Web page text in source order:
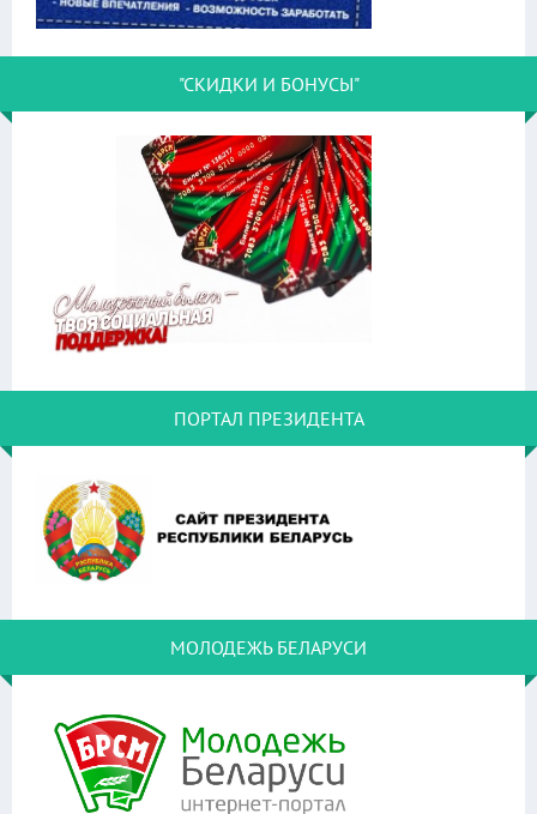
"СКИДКИ И БОНУСЫ"
ПОРТАЛ ПРЕЗИДЕНТА
МОЛОДЕЖЬ БЕЛАРУСИ